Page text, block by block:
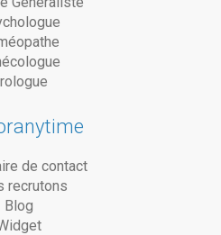
de contact
recrutons
Blog